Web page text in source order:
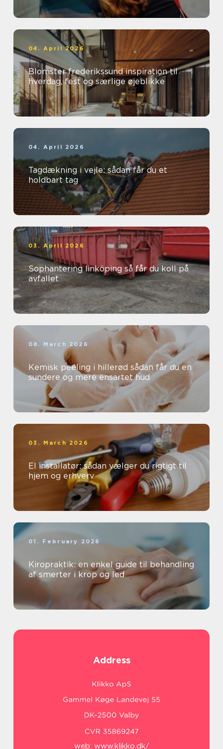
04. April 2026
Blomster frederikssund inspiration til
hverdag, fest og særlige øjeblikke
04. April 2026
Tagdækning i vejle: sådan får du et
holdbart tag
03. April 2026
Sophantering linköping så får du koll på
avfallet
08. March 2026
Kemisk peeling i hillerød sådan får du en
sundere og mere ensartet hud
03. March 2026
El installatør: sådan vælger du rigtigt til
hjem og erhverv
01. February 2026
Kiropraktik: en enkel guide til behandling
af smerter i krop og led
Address
web: www.klikko.dk/